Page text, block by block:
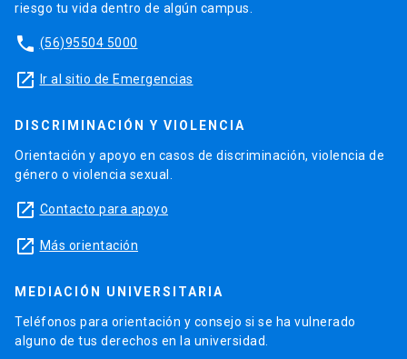
riesgo tu vida dentro de algún campus.
phone (56)95504 5000
launch Ir al sitio de Emergencias
DISCRIMINACIÓN Y VIOLENCIA
Orientación y apoyo en casos de discriminación, violencia de
género o violencia sexual.
launch Contacto para apoyo
launch Más orientación
MEDIACIÓN UNIVERSITARIA
Teléfonos para orientación y consejo si se ha vulnerado
alguno de tus derechos en la universidad.